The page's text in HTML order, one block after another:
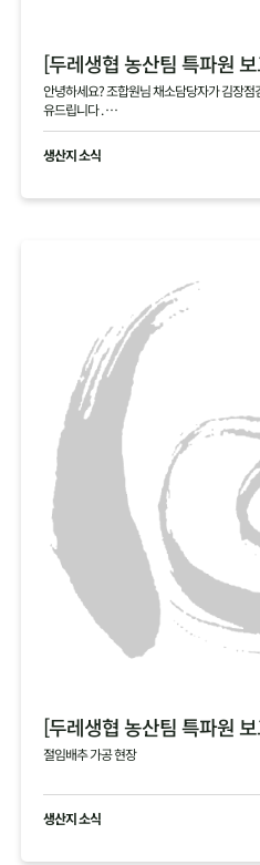
[두레생협 농산팀 특파원
안녕하세요? 조합원님 채소담당자가 김장
유드립니다 .
현재 생산지사진으로 김장생활재의 현황을
생산지 소식
절임배추 가공 현장
생산지 소식